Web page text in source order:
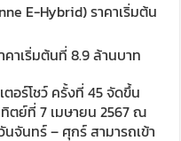
E-Hybrid) ราคาเริ่มต้น
คาเริ่มต้นที่ 8.9 ล้านบาท
อร์โชว์ ครั้งที่ 45 จัดขึ้น
ตย์ที่ 7 เมษายน 2567 ณ
จันทร์ – ศุกร์ สามารถเข้า